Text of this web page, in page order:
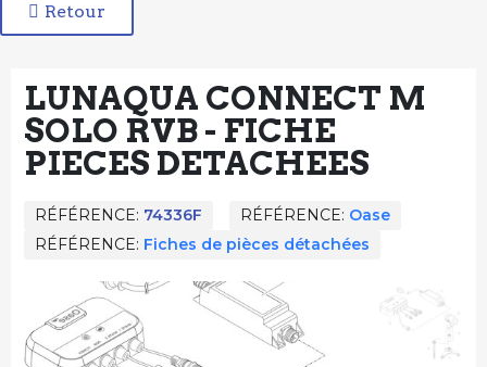
Retour
LUNAQUA CONNECT M
SOLO RVB​ - FICHE
PIECES DETACHEES
RÉFÉRENCE 74336F RÉFÉRENCE Oase
RÉFÉRENCE Fiches de pièces détachées